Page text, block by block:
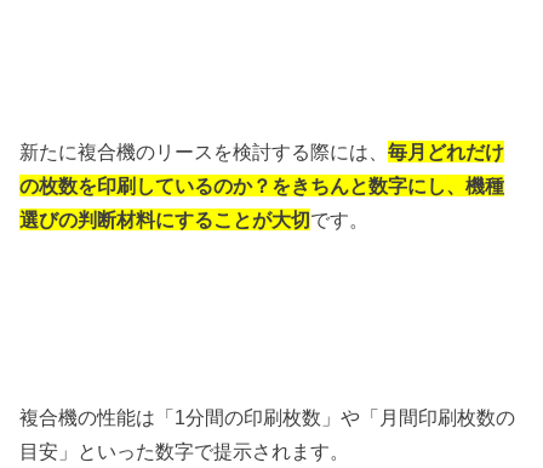
新たに複合機のリースを検討する際には、毎月どれだけ
の枚数を印刷しているのか？をきちんと数字にし、機種
選びの判断材料にすることが大切です。
複合機の性能は「1分間の印刷枚数」や「月間印刷枚数の
目安」といった数字で提示されます。